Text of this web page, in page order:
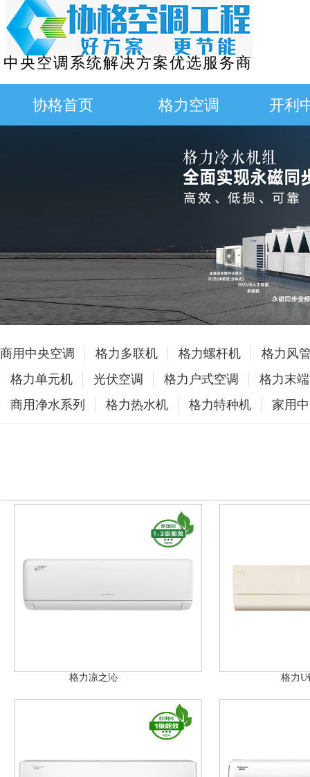
中央空调系统解决方案优选服务商
协格首页 格力空调 开利
商用中央空调 格力多联机 格力螺杆机
格力风
格力单元机
光伏空调 格力户式空调
格力末端
商用净水系列
格力热水机 格力特种机 家用
格力凉之沁 格力U